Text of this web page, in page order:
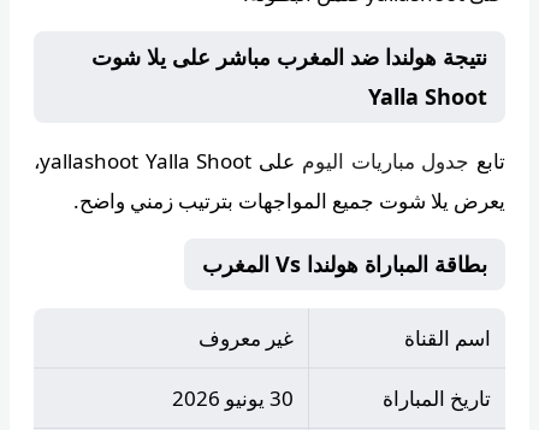
نتيجة هولندا ضد المغرب مباشر على يلا شوت
Yalla Shoot
تابع جدول مباريات اليوم على yallashoot Yalla Shoot،
يعرض يلا شوت جميع المواجهات بترتيب زمني واضح.
بطاقة المباراة هولندا Vs المغرب
اسم القناة غير معروف
تاريخ المباراة 30 يونيو 2026